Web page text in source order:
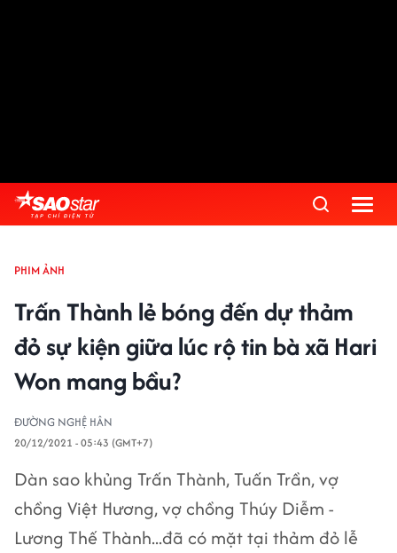
PHIM ẢNH
Trấn Thành lẻ bóng đến dự thảm
đỏ sự kiện giữa lúc rộ tin bà xã Hari
Won mang bầu?
ĐƯỜNG NGHỆ HÂN
20/12/2021 - 05:43 (GMT+7)
Dàn sao khủng Trấn Thành, Tuấn Trần, vợ
chồng Việt Hương, vợ chồng Thúy Diễm -
Lương Thế Thành...đã có mặt tại thảm đỏ lễ